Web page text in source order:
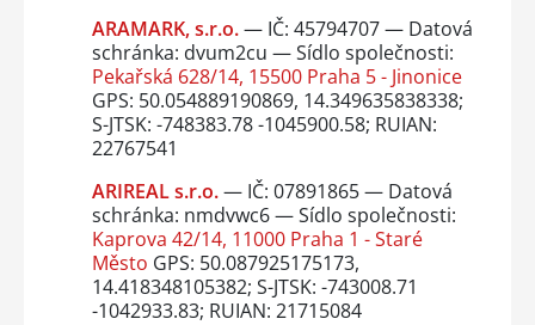
ARAMARK, s.r.o.— IČ: 45794707 — Datová
schránka: dvum2cu — Sídlo společnosti:
Pekařská 628/14, 15500 Praha 5 - Jinonice
GPS: 50.054889190869, 14.349635838338;
S-JTSK: -748383.78 -1045900.58; RUIAN:
22767541
ARIREAL s.r.o.— IČ: 07891865 — Datová
schránka: nmdvwc6 — Sídlo společnosti:
Kaprova 42/14, 11000 Praha 1 - Staré
Město GPS: 50.087925175173,
14.418348105382; S-JTSK: -743008.71
-1042933.83; RUIAN: 21715084